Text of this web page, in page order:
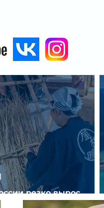
резко вырос
на отели без звезд